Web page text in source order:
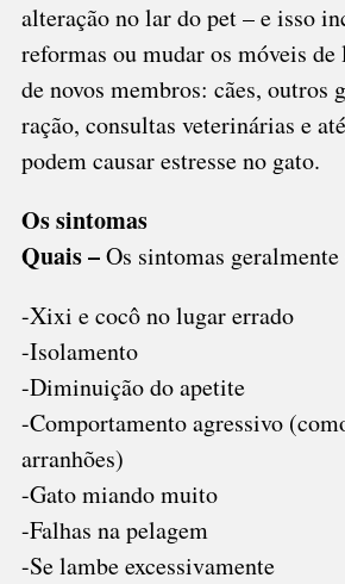
alteração no lar do pet – e isso
reformas ou mudar os móveis de
de novos membros: cães, outros
ração, consultas veterinárias e
podem causar estresse no gato.
Os sintomas
Quais –Os sintomas geralmente
-Xixi e cocô no lugar errado
-Isolamento
-Diminuição do apetite
-Comportamento agressivo
arranhões)
-Gato miando muito
-Falhas na pelagem
-Se lambe excessivamente